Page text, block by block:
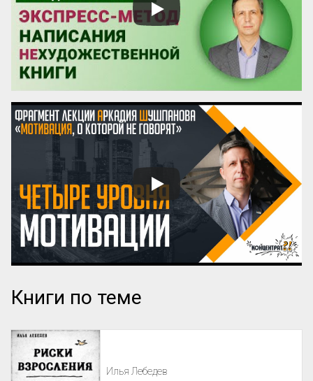
Но способ объединения различных
конкретных предметов в общие группы,
характер устанавливаемых при этом
связей, структура возник...
Книги по теме
Илья Лебедев